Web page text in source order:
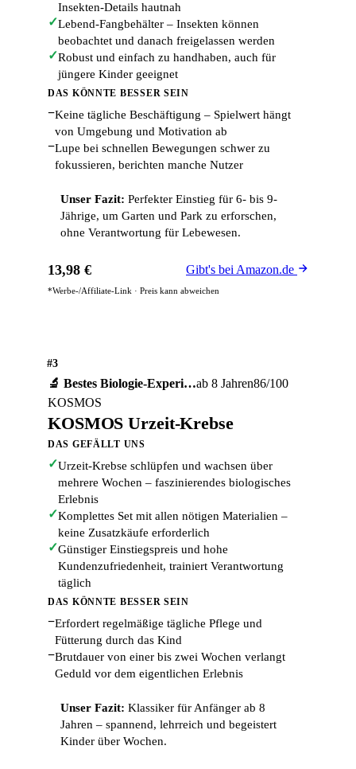
Insekten-Details hautnah
✓Lebend-Fangbehälter – Insekten können
beobachtet und danach freigelassen werden
✓Robust und einfach zu handhaben, auch für
jüngere Kinder geeignet
DAS KÖNNTE BESSER SEIN
−Keine tägliche Beschäftigung – Spielwert hängt
von Umgebung und Motivation ab
−Lupe bei schnellen Bewegungen schwer zu
fokussieren, berichten manche Nutzer
Unser Fazit: Perfekter Einstieg für 6- bis 9-
Jährige, um Garten und Park zu erforschen,
ohne Verantwortung für Lebewesen.
13,98 € Gibt's bei Amazon.de
*Werbe-/Affiliate-Link · Preis kann abweichen
#3
🔬 Bestes Biologie-Experi…ab 8 Jahren86/100
KOSMOS
KOSMOS Urzeit-Krebse
DAS GEFÄLLT UNS
✓Urzeit-Krebse schlüpfen und wachsen über
mehrere Wochen – faszinierendes biologisches
Erlebnis
✓Komplettes Set mit allen nötigen Materialien –
keine Zusatzkäufe erforderlich
✓Günstiger Einstiegspreis und hohe
Kundenzufriedenheit, trainiert Verantwortung
täglich
DAS KÖNNTE BESSER SEIN
−Erfordert regelmäßige tägliche Pflege und
Fütterung durch das Kind
−Brutdauer von einer bis zwei Wochen verlangt
Geduld vor dem eigentlichen Erlebnis
Unser Fazit: Klassiker für Anfänger ab 8
Jahren – spannend, lehrreich und begeistert
Kinder über Wochen.